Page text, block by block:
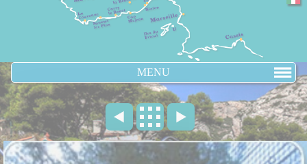
MENU